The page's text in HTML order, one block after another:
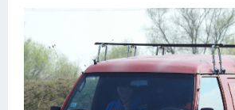
Инфинити
ЛУАЗ
Фиат
Ситроен